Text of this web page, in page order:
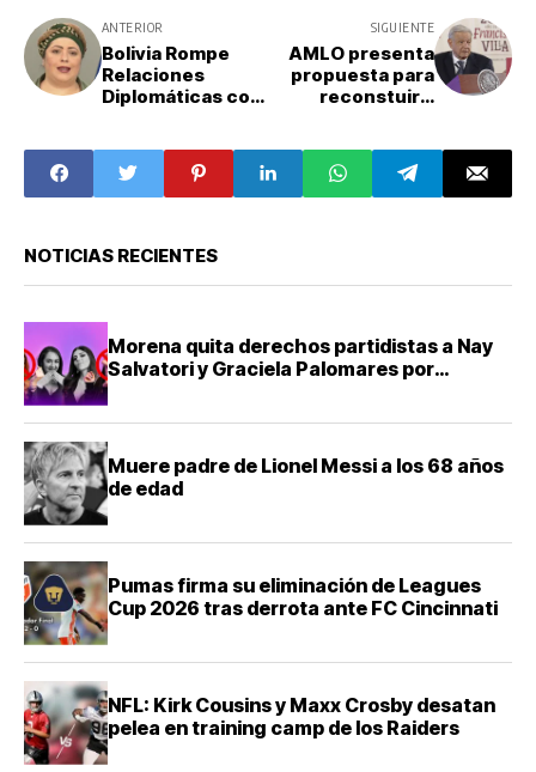
ANTERIOR
Bolivia Rompe
Relaciones
Diplomáticas con
en Gaza
SIGUIENTE
AMLO presenta
propuesta para
reconstuir a
Benítez
NOTICIAS RECIENTES
Morena quita derechos partidistas a Nay
Salvatori y Graciela Palomares por
Muere padre de Lionel Messi a los 68 años
de edad
Pumas firma su eliminación de Leagues
Cup 2026 tras derrota ante FC Cincinnati
NFL: Kirk Cousins y Maxx Crosby desatan
pelea en training camp de los Raiders